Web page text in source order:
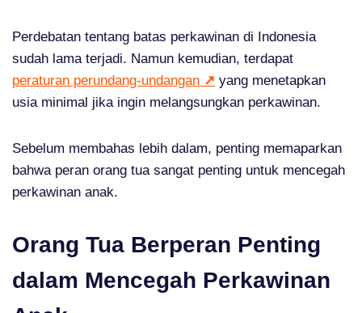
Perdebatan tentang batas perkawinan di Indonesia
sudah lama terjadi. Namun kemudian, terdapat
peraturan perundang-undangan ↗ yang menetapkan
usia minimal jika ingin melangsungkan perkawinan.
Sebelum membahas lebih dalam, penting memaparkan
bahwa peran orang tua sangat penting untuk mencegah
perkawinan anak.
Orang Tua Berperan Penting
dalam Mencegah Perkawinan